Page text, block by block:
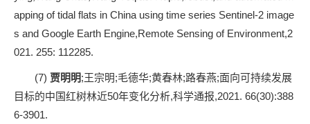
apping of tidal flats in China using time series Sentinel-2 image
s and Google Earth Engine,Remote Sensing of Environment,2
021. 255: 112285.
(7) 贾明明;王宗明;毛德华;黄春林;路春燕;面向可持续发展
目标的中国红树林近50年变化分析,科学通报,2021. 66(30):388
6-3901.